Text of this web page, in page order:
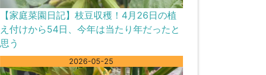
【家庭菜園日記】枝豆収穫！4月26日の植
え付けから54日、今年は当たり年だったと
思う
2026-05-25